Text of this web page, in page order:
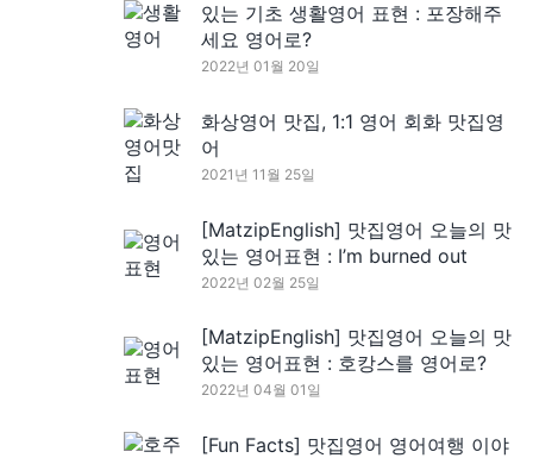
있는 기초 생활영어 표현 : 포장해주
세요 영어로?
2022년 01월 20일
화상영어 맛집, 1:1 영어 회화 맛집영
어
2021년 11월 25일
[MatzipEnglish] 맛집영어 오늘의 맛
있는 영어표현 : I’m burned out
2022년 02월 25일
[MatzipEnglish] 맛집영어 오늘의 맛
있는 영어표현 : 호캉스를 영어로?
2022년 04월 01일
[Fun Facts] 맛집영어 영어여행 이야